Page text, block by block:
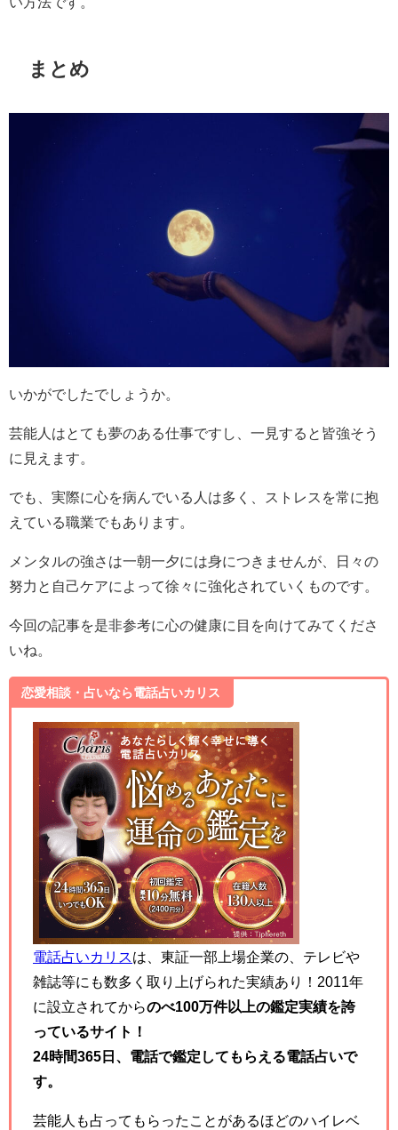
まとめ
いかがでしたでしょうか。
芸能人はとても夢のある仕事ですし、一見すると皆強そう
に見えます。
でも、実際に心を病んでいる人は多く、ストレスを常に抱
えている職業でもあります。
メンタルの強さは一朝一夕には身につきませんが、日々の
努力と自己ケアによって徐々に強化されていくものです。
今回の記事を是非参考に心の健康に目を向けてみてくださ
いね。
恋愛相談・占いなら電話占いカリス
電話占いカリス は、東証一部上場企業の、テレビや
雑誌等にも数多く取り上げられた実績あり！2011年
に設立されてからのべ100万件以上の鑑定実績を誇
っているサイト！
24時間365 日、電話で鑑定してもらえる電話占いで
す。
芸能人も占ってもらったことがあるほどのハイレベ